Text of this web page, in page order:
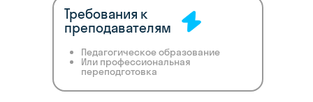
Педагогическое образование
Или профессиональная
переподготовка
Требования к
преподавателям